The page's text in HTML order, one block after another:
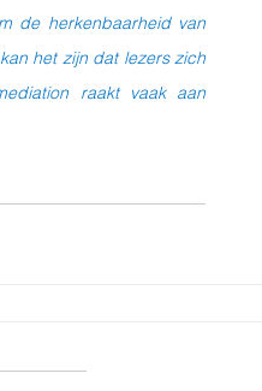
de herkenbaarheid van
het zijn dat lezers zich
raakt vaak aan